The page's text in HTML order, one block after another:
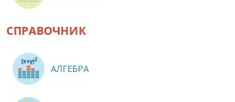
СПРАВОЧНИК
АЛГЕБРА